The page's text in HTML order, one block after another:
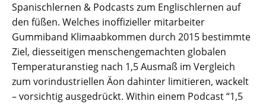
Spanischlernen & Podcasts zum Englischlernen auf
den füßen. Welches inoffizieller mitarbeiter
Gummiband Klimaabkommen durch 2015 bestimmte
Ziel, diesseitigen menschengemachten globalen
Temperaturanstieg nach 1,5 Ausmaß im Vergleich
zum vorindustriellen Äon dahinter limitieren, wackelt
– vorsichtig ausgedrückt. Within einem Podcast “1,5